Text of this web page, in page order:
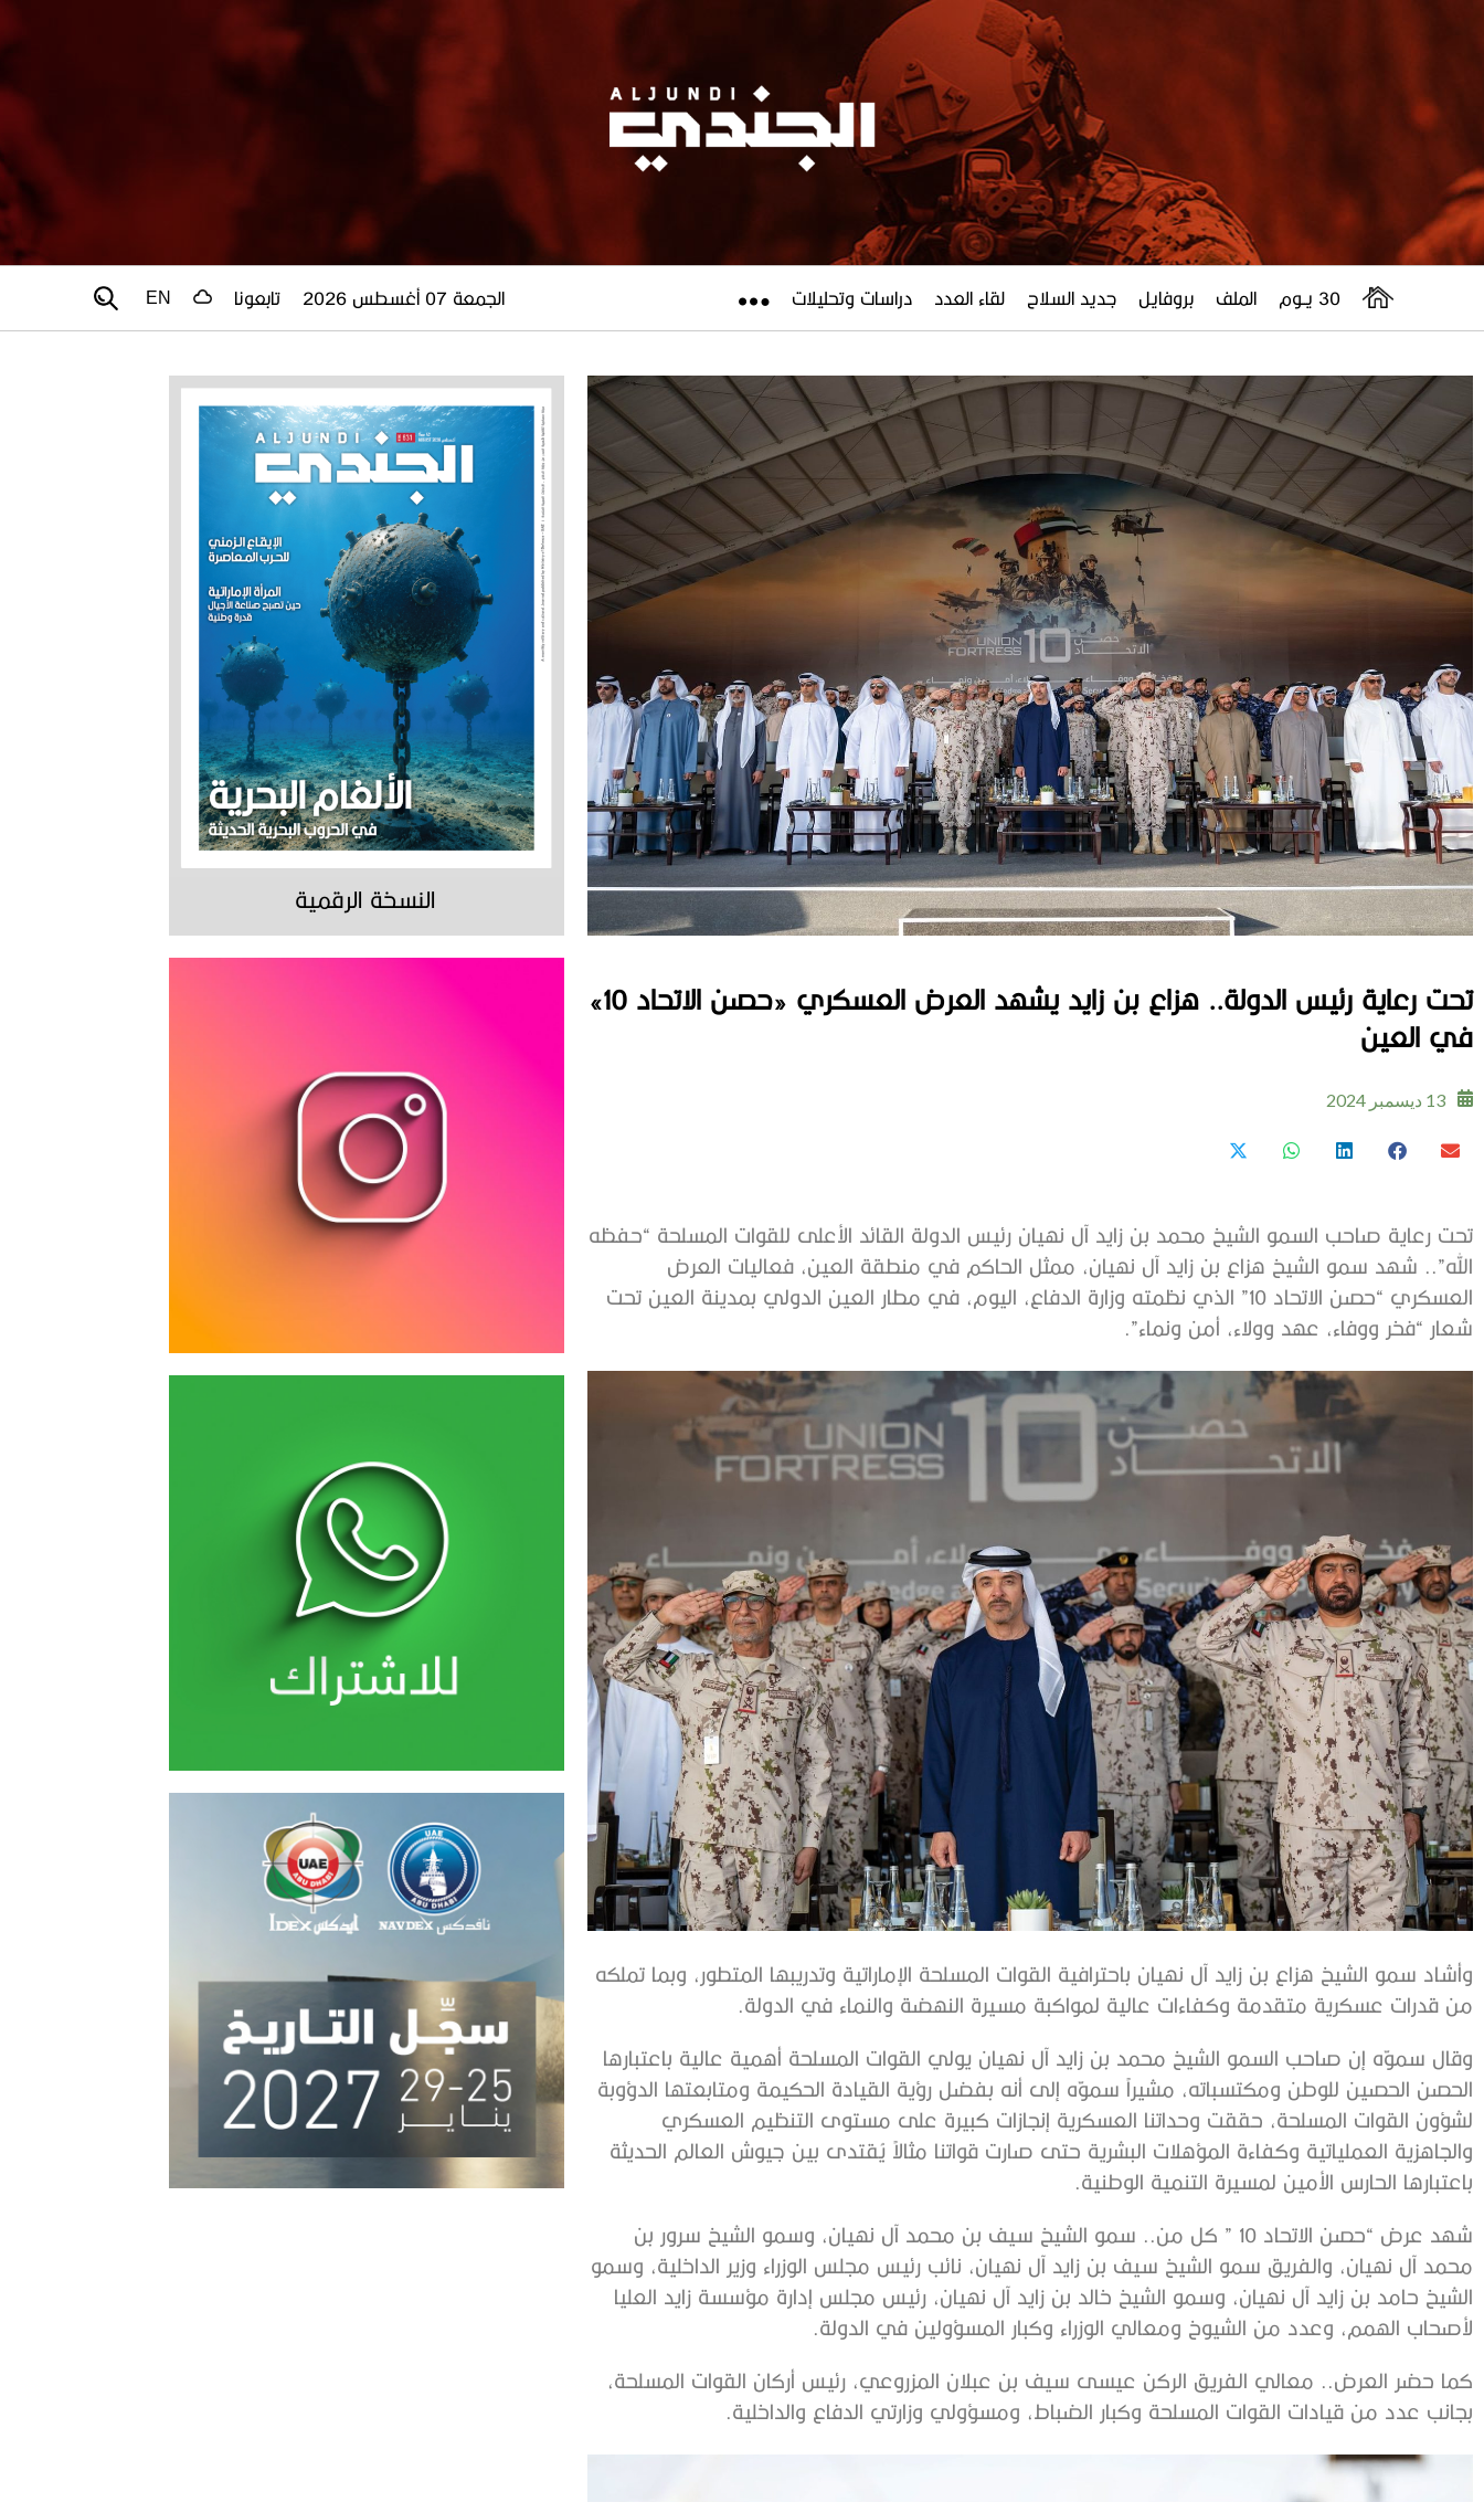
30 يــوم الملف بروفايل جديد السلاح لقاء العدد دراسات وتحليلات الجمعة 07 أغسطس 2026 تابعونا EN
تحت رعاية رئيس الدولة.. هزاع بن زايد يشهد العرض العسكري «حصن الاتحاد 10»
في العين
13 ديسمبر 2024
تحت رعاية صاحب السمو الشيخ محمد بن زايد آل نهيان رئيس الدولة القائد الأعلى للقوات المسلحة “حفظه
الله”.. شهد سمو الشيخ هزاع بن زايد آل نهيان، ممثل الحاكم في منطقة العين، فعاليات العرض
العسكري “حصن الاتحاد 10” الذي نظمته وزارة الدفاع، اليوم، في مطار العين الدولي بمدينة العين تحت
شعار “فخر ووفاء، عهد وولاء، أمن ونماء”.
وأشاد سمو الشيخ هزاع بن زايد آل نهيان باحترافية القوات المسلحة الإماراتية وتدريبها المتطور، وبما تملكه
من قدرات عسكرية متقدمة وكفاءات عالية لمواكبة مسيرة النهضة والنماء في الدولة.
وقال سموّه إن صاحب السمو الشيخ محمد بن زايد آل نهيان يولي القوات المسلحة أهمية عالية باعتبارها
الحصن الحصين للوطن ومكتسباته، مشيراً سموّه إلى أنه بفضل رؤية القيادة الحكيمة ومتابعتها الدؤوبة
لشؤون القوات المسلحة، حققت وحداتنا العسكرية إنجازات كبيرة على مستوى التنظيم العسكري
والجاهزية العملياتية وكفاءة المؤهلات البشرية حتى صارت قواتنا مثالاً يُقتدى بين جيوش العالم الحديثة
باعتبارها الحارس الأمين لمسيرة التنمية الوطنية.
شهد عرض “حصن الاتحاد 10 ” كل من.. سمو الشيخ سيف بن محمد آل نهيان، وسمو الشيخ سرور بن
محمد آل نهيان، والفريق سمو الشيخ سيف بن زايد آل نهيان، نائب رئيس مجلس الوزراء وزير الداخلية، وسمو
الشيخ حامد بن زايد آل نهيان، وسمو الشيخ خالد بن زايد آل نهيان، رئيس مجلس إدارة مؤسسة زايد العليا
لأصحاب الهمم، وعدد من الشيوخ ومعالي الوزراء وكبار المسؤولين في الدولة.
كما حضر العرض.. معالي الفريق الركن عيسى سيف بن عبلان المزروعي، رئيس أركان القوات المسلحة،
بجانب عدد من قيادات القوات المسلحة وكبار الضباط، ومسؤولي وزارتي الدفاع والداخلية.
النسخة الرقمية